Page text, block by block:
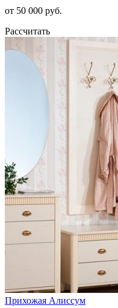
от 50 000 руб.
Рассчитать
Прихожая Алиссум